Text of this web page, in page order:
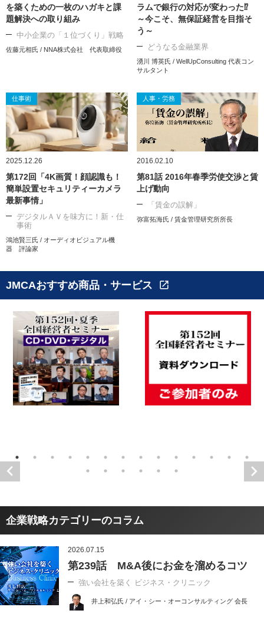
を築くための一枚のハガキと課
題解決への取り組み
中小企業の「１位づくり」戦略
佐藤元相氏 / NNA株式会社 代表取締役
ラムで銀行の対応が変わった⁉
～今こそ、無保証経営を目指そ
う～
どうなる金融業界
湧川 博英氏 / WellUpConsulting 代表コン
サルタント
仕事術
2025.12.26
第172回「4K画質！顔認識も！
簡単設置セキュリティーカメラ
最新事情」
デジタルＡＶを味方に！新・仕
事術
鴻池賢三氏 / オーディオビジュアル機
器 評論家
人事・労務
2016.02.10
第81話 2016年春季労使交渉と賃
上げ動向
「賃金の誤解」
弥富拓海氏 / 賃金管理研究所所長
JMCAおすすめ商品・サービス open_in_new
企業戦略カテゴリーのコラム
2026.07.15
第239話 M&A後にお金を溜めるコツ
強い会社を築く ビジネス・クリニック
井上和弘氏 / アイ・シー・オーコンサルティング 会長